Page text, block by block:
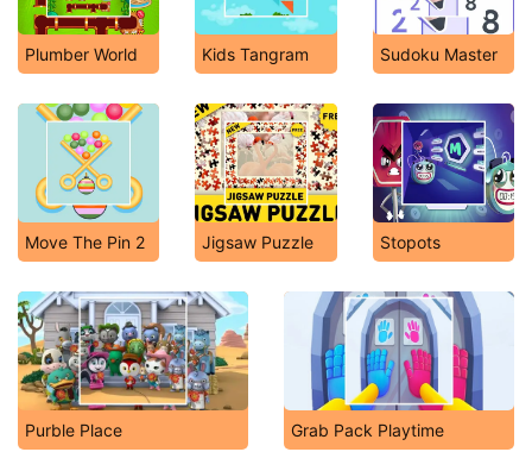
Plumber World Kids Tangram Sudoku Master
Move The Pin 2 Jigsaw Puzzle Stopots
Purble Place Grab Pack Playtime